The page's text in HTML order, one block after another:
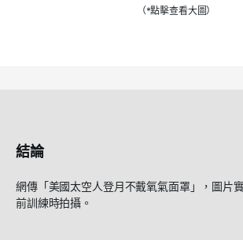
（*點擊查看大圖）
結論
網傳「美國太空人登月不戴氧氣面罩」，圖片
前訓練時拍攝。